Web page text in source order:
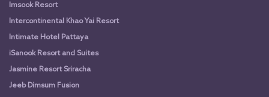
Imsook Resort
Intercontinental Khao Yai Resort
Intimate Hotel Pattaya
iSanook Resort and Suites
Jasmine Resort Sriracha
Jeeb Dimsum Fusion